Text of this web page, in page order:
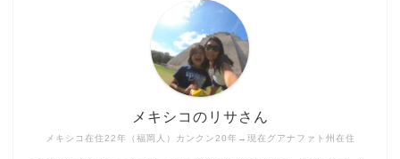
メキシコ在住22年（福岡人）カンクン20年→現在グアナファト州在住
メキシコのリサさん